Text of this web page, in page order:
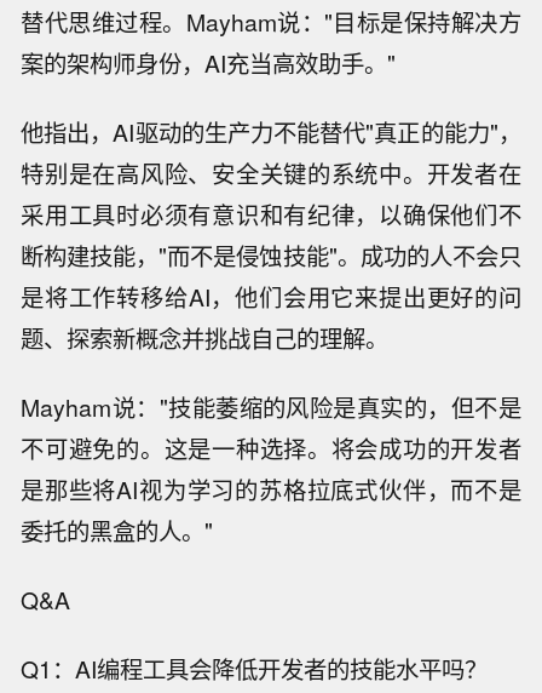
替代思维过程。Mayham说："目标是保持解决方
案的架构师身份，AI充当高效助手。"
他指出，AI驱动的生产力不能替代"真正的能力"，
特别是在高风险、安全关键的系统中。开发者在
采用工具时必须有意识和有纪律，以确保他们不
断构建技能，"而不是侵蚀技能"。成功的人不会只
是将工作转移给AI，他们会用它来提出更好的问
题、探索新概念并挑战自己的理解。
Mayham说："技能萎缩的风险是真实的，但不是
不可避免的。这是一种选择。将会成功的开发者
是那些将AI视为学习的苏格拉底式伙伴，而不是
委托的黑盒的人。"
Q&A
Q1：AI编程工具会降低开发者的技能水平吗？